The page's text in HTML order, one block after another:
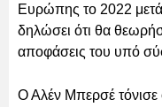
Ευρώπης το 2022 μετά
δηλώσει ότι θα
αποφάσεις του υπό
Ο Αλέν Μπερσέ τόνισε